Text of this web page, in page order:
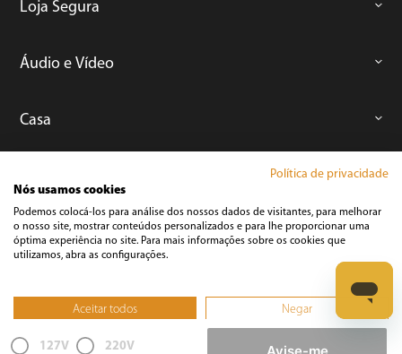
127V 220V Avise-me
Loja Segura
Áudio e Vídeo
Casa
Cozinha
Informática
Política de privacidade
Nós usamos cookies
Podemos colocá-los para análise dos nossos dados de visitantes, para melhorar
o nosso site, mostrar conteúdos personalizados e para lhe proporcionar uma
óptima experiência no site. Para mais informações sobre os cookies que
utilizamos, abra as configurações.
Aceitar todos Negar
Não, ajustar